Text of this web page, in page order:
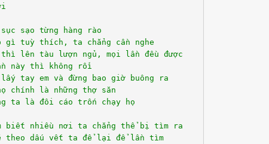
sạo từng hàng rào
gì tuỳ thích, ta chẳng cần nghe
thì lên tàu lượn ngủ, mọi lần đều được
này thì không rồi
lấy tay em và đừng bao giờ buông ra
chính là những thợ săn
ta là đôi cáo trốn chạy họ
biết nhiều nơi ta chẳng thể bị tìm ra
theo dấu vết ta để lại để lần tìm